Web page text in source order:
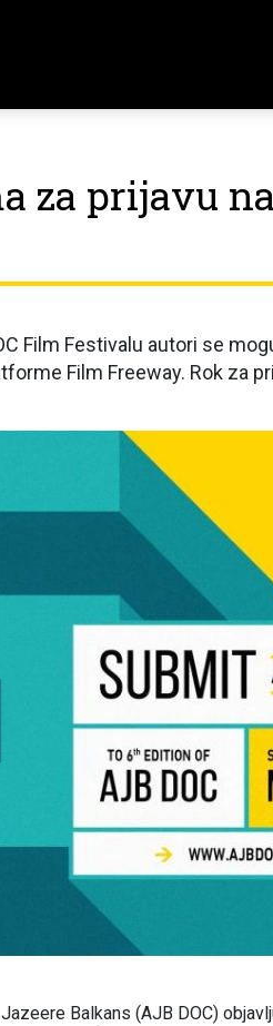
za prijavu
Film Festivalu autori se
Film Freeway. Rok za
Balkans (AJB DOC)